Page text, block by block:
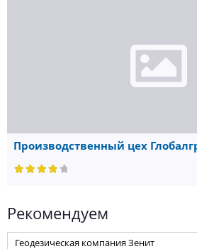
Производственный цех
Рекомендуем
Геодезическая компания Зенит